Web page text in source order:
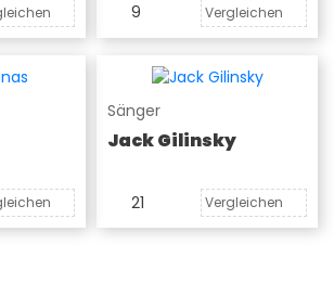
9 Vergleichen
Sänger
Jack Gilinsky
21 Vergleichen